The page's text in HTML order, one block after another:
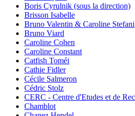
Boris Cyrulnik (sous la direction)
Brisson Isabelle
Bruno Valentin & Caroline Stefani
Bruno Viard
Caroline Cohen
Caroline Constant
Catfish Toméi
Cathie Fidler
Cécile Salmeron
Cédric Stolz
CERC - Centre d'Etudes et de
Chamblot